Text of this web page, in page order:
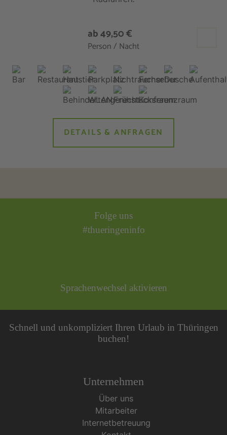
ab 49,50 €
Person / Nacht
DETAILS & ANFRAGEN
Folge uns
#thueringeninfo
Sprachenwechsel aktivieren
Schnell und unkompliziert Ihren Urlaub in Thüringen
buchen!
Unternehmen
Über uns
Mitarbeiter
Internetbetreuung